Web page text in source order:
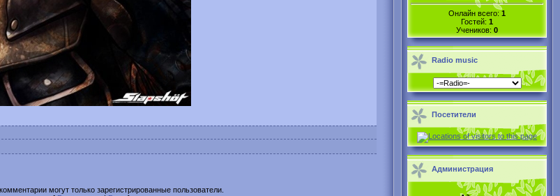
могут только зарегистрированные пользователи.
Онлайн всего: 1
Гостей: 1
Учеников: 0
Radio music
Посетители
Администрация